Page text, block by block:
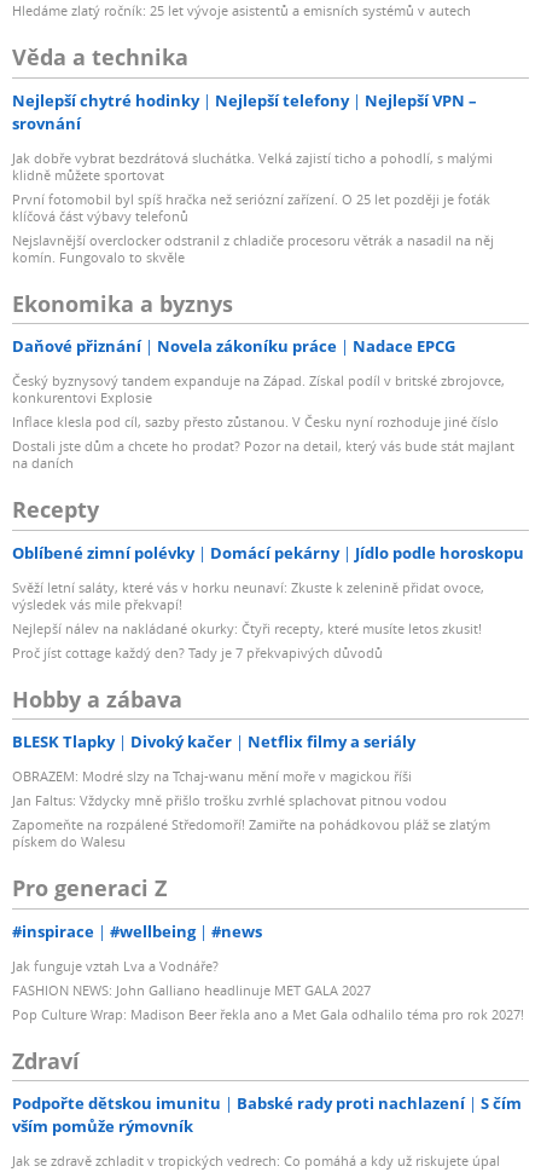
Hledáme zlatý ročník: 25 let vývoje asistentů a emisních systémů v autech
Věda a technika
Nejlepší chytré hodinky Nejlepší telefony
Nejlepší VPN –
srovnání
Jak dobře vybrat bezdrátová sluchátka. Velká zajistí ticho a pohodlí, s malými
klidně můžete sportovat
První fotomobil byl spíš hračka než seriózní zařízení. O 25 let později je foťák
klíčová část výbavy telefonů
Nejslavnější overclocker odstranil z chladiče procesoru větrák a nasadil na něj
komín. Fungovalo to skvěle
Ekonomika a byznys
Daňové přiznání Novela zákoníku práce Nadace EPCG
Český byznysový tandem expanduje na Západ. Získal podíl v britské zbrojovce,
konkurentovi Explosie
Inflace klesla pod cíl, sazby přesto zůstanou. V Česku nyní rozhoduje jiné číslo
Dostali jste dům a chcete ho prodat? Pozor na detail, který vás bude stát majlant
na daních
Recepty
Oblíbené zimní polévky Domácí pekárny Jídlo podle horoskopu
Svěží letní saláty, které vás v horku neunaví: Zkuste k zelenině přidat ovoce,
výsledek vás mile překvapí!
Nejlepší nálev na nakládané okurky: Čtyři recepty, které musíte letos zkusit!
Proč jíst cottage každý den? Tady je 7 překvapivých důvodů
Hobby a zábava
BLESK Tlapky Divoký kačer Netflix filmy a seriály
OBRAZEM: Modré slzy na Tchaj-wanu mění moře v magickou říši
Jan Faltus: Vždycky mně přišlo trošku zvrhlé splachovat pitnou vodou
Zapomeňte na rozpálené Středomoří! Zamiřte na pohádkovou pláž se zlatým
pískem do Walesu
Pro generaci Z
#inspirace #wellbeing #news
Jak funguje vztah Lva a Vodnáře?
FASHION NEWS: John Galliano headlinuje MET GALA 2027
Pop Culture Wrap: Madison Beer řekla ano a Met Gala odhalilo téma pro rok 2027!
Zdraví
Podpořte dětskou imunitu Babské rady proti nachlazení
S čím
vším pomůže rýmovník
Jak se zdravě zchladit v tropických vedrech: Co pomáhá a kdy už riskujete úpal